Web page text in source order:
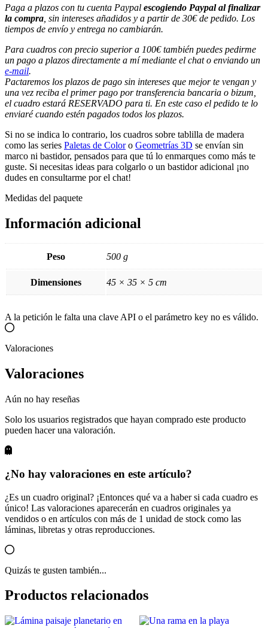
Paga a plazos con tu cuenta Paypal escogiendo Paypal al finalizar
la compra , sin intereses añadidos y a partir de 30€ de pedido. Los
tiempos de envío y entrega no cambiarán.
Para cuadros con precio superior a 100€ también puedes pedirme
un pago a plazos directamente a mí mediante el chat o enviando un
e-mail.
Pactaremos los plazos de pago sin intereses que mejor te vengan y
una vez reciba el primer pago por transferencia bancaria o bizum,
el cuadro estará RESERVADO para ti. En este caso el pedido te lo
enviaré cuando estén pagados todos los plazos.
Si no se indica lo contrario, los cuadros sobre tablilla de madera
como las series Paletas de Coloro Geometrías 3D se envían sin
marco ni bastidor, pensados para que tú lo enmarques como más te
guste. Si necesitas ideas para colgarlo o un bastidor adicional ¡no
dudes en consultarme por el chat!
Medidas del paquete
Información adicional
Peso 500 g
Dimensiones 45 × 35 × 5 cm
A la petición le falta una clave API o el parámetro key no es válido.
Valoraciones
Valoraciones
Aún no hay reseñas
Solo los usuarios registrados que hayan comprado este producto
pueden hacer una valoración.
¿No hay valoraciones en este artículo?
¿Es un cuadro original? ¡Entonces qué va a haber si cada cuadro es
único! Las valoraciones aparecerán en cuadros originales ya
vendidos o en artículos con más de 1 unidad de stock como las
láminas, libretas y otras reproducciones.
Quizás te gusten también...
Productos relacionados